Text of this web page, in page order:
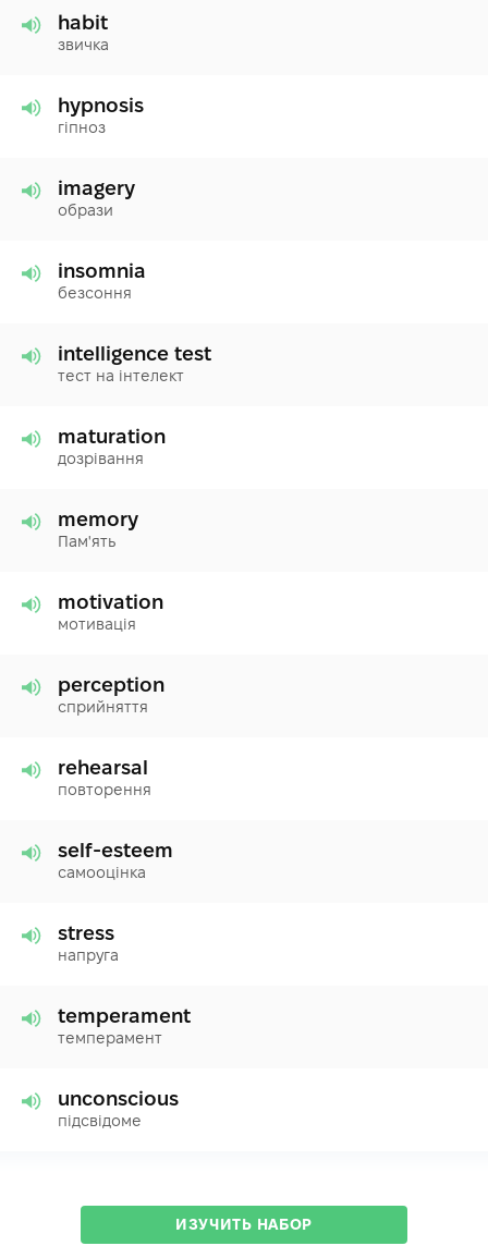
habit
звичка
hypnosis
гіпноз
imagery
образи
insomnia
безсоння
intelligence test
тест на інтелект
maturation
дозрівання
memory
Пам'ять
motivation
мотивація
perception
сприйняття
rehearsal
повторення
self-esteem
самооцінка
stress
напруга
temperament
темперамент
unconscious
підсвідоме
ИЗУЧИТЬ НАБОР